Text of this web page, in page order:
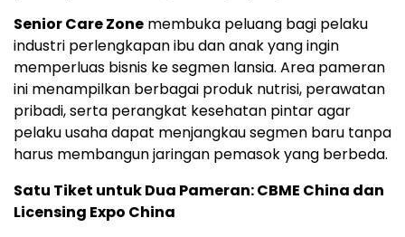
Senior Care Zone membuka peluang bagi pelaku
industri perlengkapan ibu dan anak yang ingin
memperluas bisnis ke segmen lansia. Area pameran
ini menampilkan berbagai produk nutrisi, perawatan
pribadi, serta perangkat kesehatan pintar agar
pelaku usaha dapat menjangkau segmen baru tanpa
harus membangun jaringan pemasok yang berbeda.
Satu Tiket untuk Dua Pameran: CBME China dan
Licensing Expo China